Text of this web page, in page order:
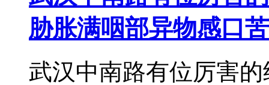
胁胀满咽部异物感口苦
武汉中南路有位厉害